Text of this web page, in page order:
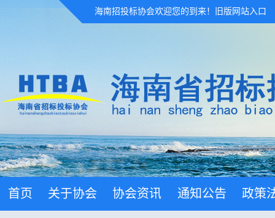
海南招投标协会欢迎您的到来！ 旧版网站入口
首页 关于协会 协会资讯 通知公告 政策